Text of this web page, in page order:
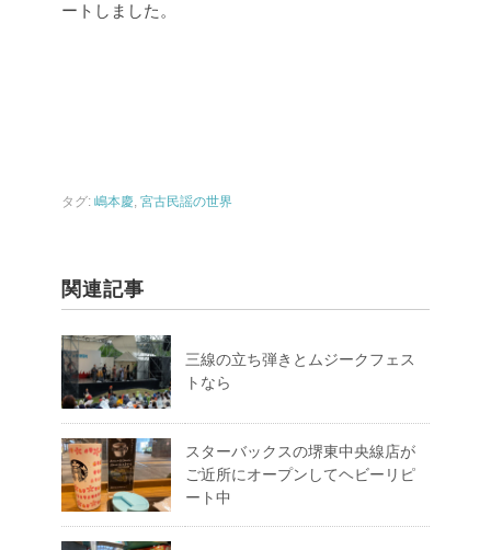
ートしました。
タグ: 嶋本慶, 宮古民謡の世界
関連記事
三線の立ち弾きとムジークフェス
トなら
スターバックスの堺東中央線店が
ご近所にオープンしてヘビーリピ
ート中